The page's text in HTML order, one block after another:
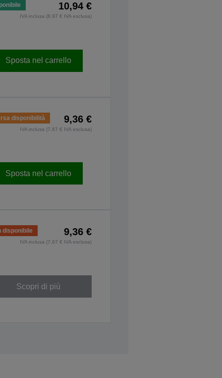
10,94 €
IVA inclusa (8,97 € IVA esclusa)
Sposta nel carrello
disponibilità 9,36 €
IVA inclusa (7,67 € IVA esclusa)
Sposta nel carrello
disponibile 9,36 €
IVA inclusa (7,67 € IVA esclusa)
Scopri di più